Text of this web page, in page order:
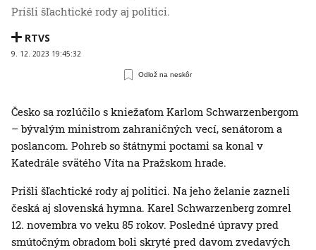
Prišli šľachtické rody aj politici.
RTVS
9. 12. 2023 19:45:32
Odlož na neskôr
Česko sa rozlúčilo s kniežaťom Karlom Schwarzenbergom
– bývalým ministrom zahraničných vecí, senátorom a
poslancom. Pohreb so štátnymi poctami sa konal v
Katedrále svätého Víta na Pražskom hrade.
Prišli šľachtické rody aj politici. Na jeho želanie zazneli
česká aj slovenská hymna. Karel Schwarzenberg zomrel
12. novembra vo veku 85 rokov. Posledné úpravy pred
smútočným obradom boli skryté pred davom zvedavých